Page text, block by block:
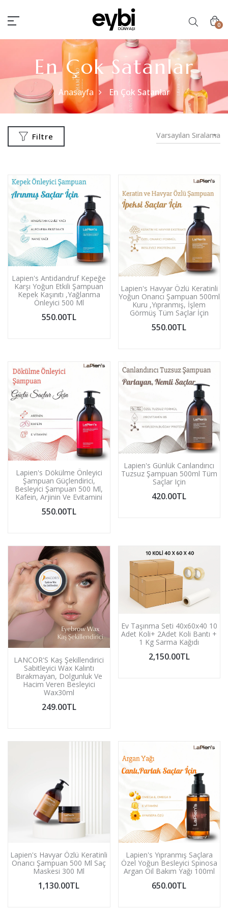
0
En Çok Satanlar
Anasayfa En Çok Satanlar
Filtre Varsayılan Sıralama
Lapien's Antidandruf Kepeğe
Karşı Yoğun Etkili Şampuan
Kepek Kaşınıtı ,Yağlanma
Önleyici 500 Ml
550.00TL
Lapien's Havyar Özlü Keratinli
Yoğun Onarıcı Şampuan 500ml
Kuru ,Yıpranmış, İşlem
Görmüş Tüm Saçlar İçin
550.00TL
Lapien's Dökülme Önleyici
Şampuan Güçlendirici,
Besleyici Şampuan 500 Ml,
Kafein, Arjinin Ve Evitamini
550.00TL
Lapien's Günlük Canlandırıcı
Tuzsuz Şampuan 500ml Tüm
Saçlar Için
420.00TL
LANCOR'S Kaş Şekillendirici
Sabitleyici Wax Kalıntı
Bırakmayan, Dolgunluk Ve
Hacim Veren Besleyici
Wax30ml
249.00TL
Ev Taşınma Seti 40x60x40 10
Adet Koli+ 2Adet Koli Bantı +
1 Kg Sarma Kağıdı
2,150.00TL
Lapien's Havyar Özlü Keratinli
Onarıcı Şampuan 500 Ml Saç
Maskesi 300 Ml
1,130.00TL
Lapien's Yıpranmış Saçlara
Özel Yoğun Besleyici Spinosa
Argan Oil Bakım Yağı 100ml
650.00TL